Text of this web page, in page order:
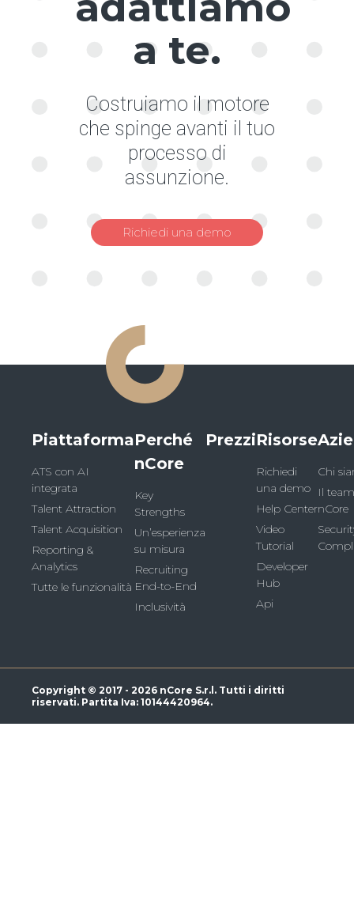
a te.
Costruiamo il motore
che spinge avanti il tuo
processo di
assunzione.
Richiedi una demo
Piattaforma
ATS con AI
integrata
Talent Attraction
Talent Acquisition
Reporting &
Analytics
Tutte le funzionalità
Perché
nCore
Key
Strengths
Un’esperienza
su misura
Recruiting
End-to-End
Inclusività
PrezziRisorse
Richiedi
una demo
Help Center
Video
Tutorial
Developer
Hub
Api
Chi
Il
nCore
Copyright © 2017 - 2026 nCore S.r.l. Tutti i diritti
riservati. Partita Iva: 10144420964.